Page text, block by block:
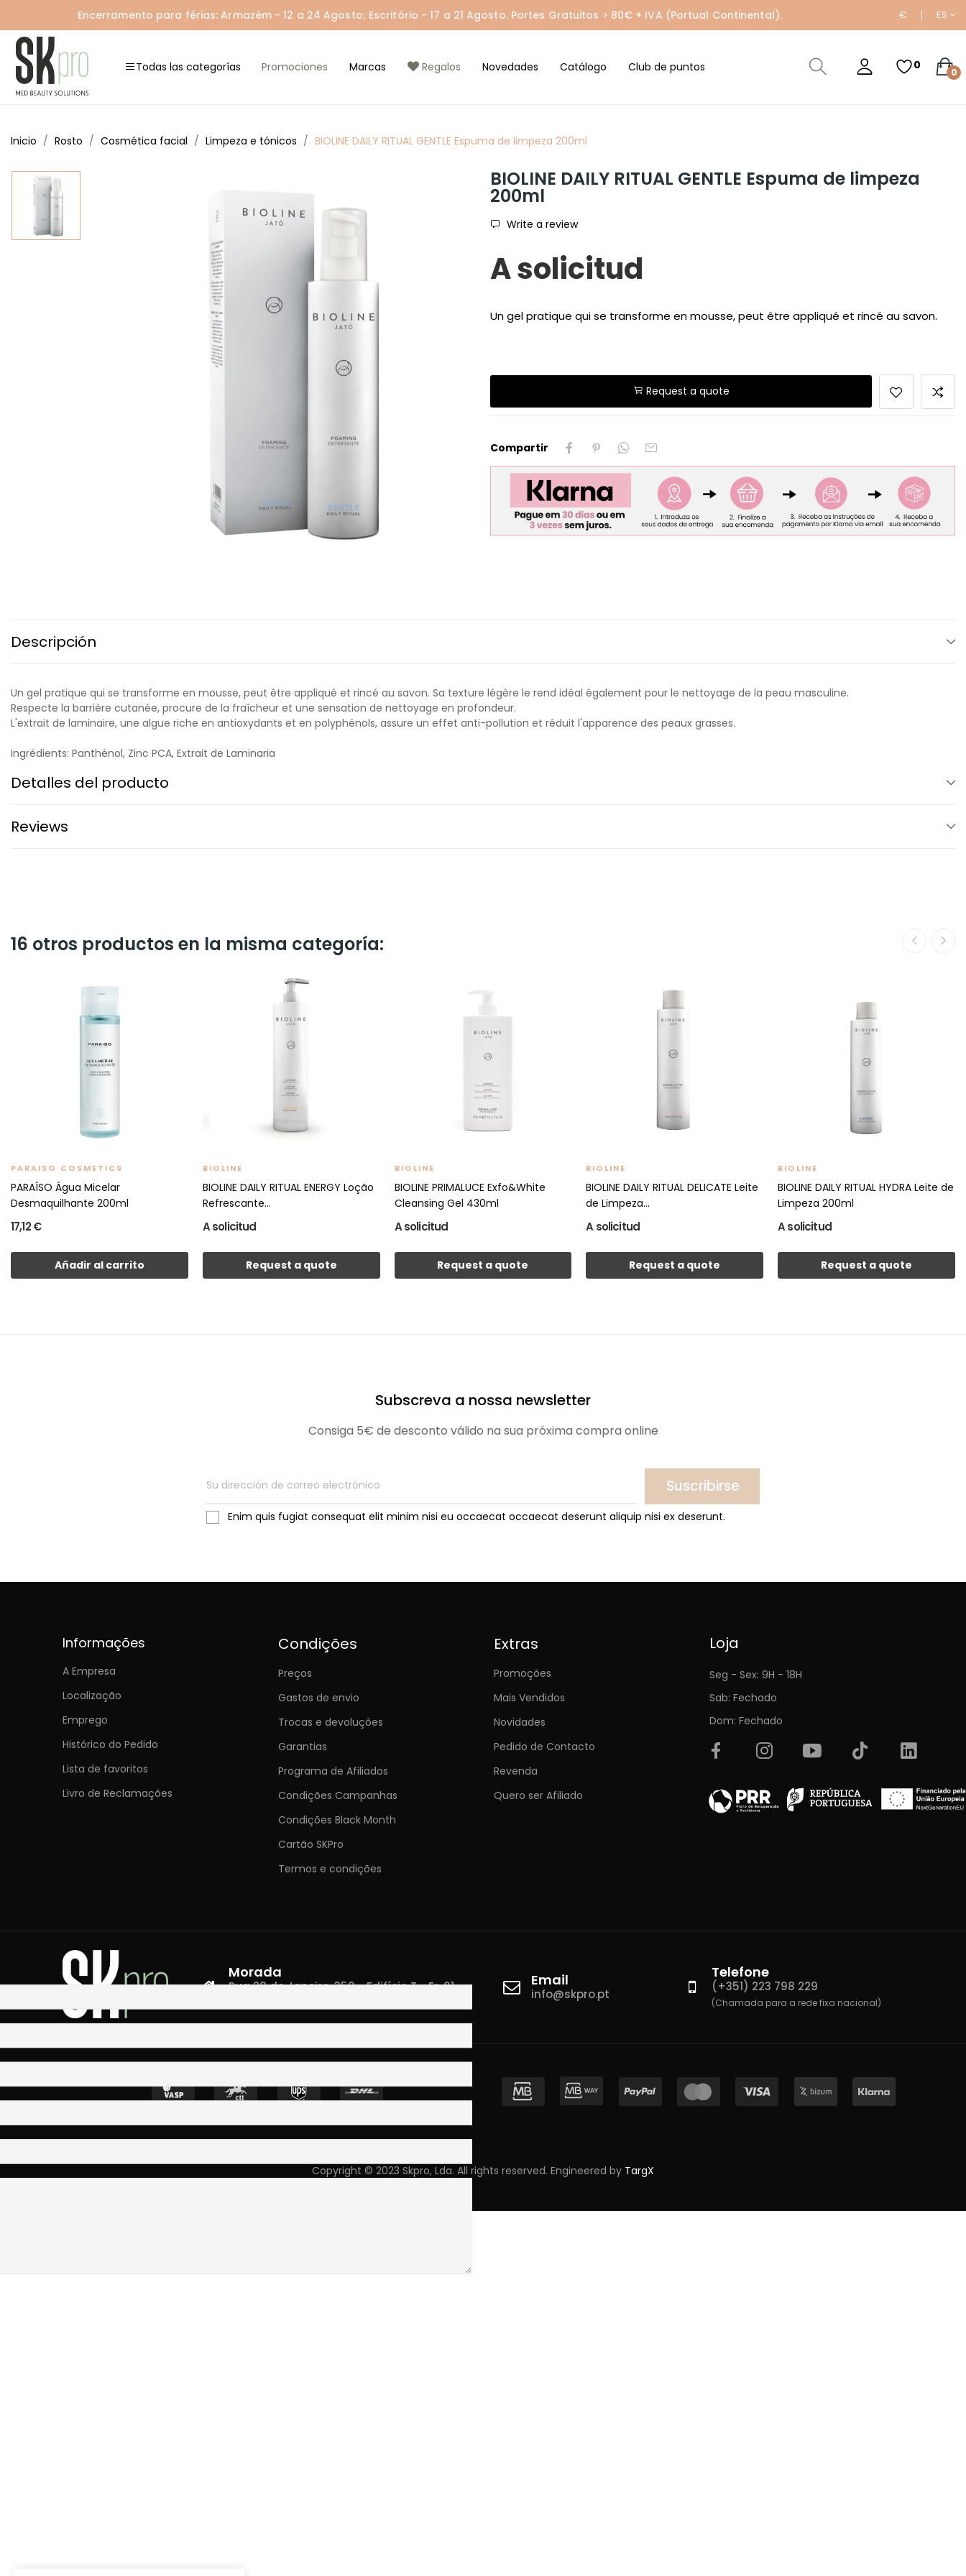
Encerramento para férias: Armazém - 12 a 24 Agosto; Escritório - 17 a 21 Agosto. Portes Gratuitos > 80€ + IVA (Portual Continental). € ES
Todas las categorías Promociones Marcas Regalos Novedades Catálogo Club de puntos 0
0
Inicio Rosto Cosmética facial Limpeza e tónicos BIOLINE DAILY RITUAL GENTLE Espuma de limpeza 200ml
BIOLINE DAILY RITUAL GENTLE Espuma de limpeza
200ml
Write a review
A solicitud
Un gel pratique qui se transforme en mousse, peut être appliqué et rincé au savon.
Request a quote
Compartir
Descripción
Un gel pratique qui se transforme en mousse, peut être appliqué et rincé au savon. Sa texture légère le rend idéal également pour le nettoyage de la peau masculine.
Respecte la barrière cutanée, procure de la fraîcheur et une sensation de nettoyage en profondeur.
L'extrait de laminaire, une algue riche en antioxydants et en polyphénols, assure un effet anti-pollution et réduit l'apparence des peaux grasses.
Ingrédients: Panthénol, Zinc PCA, Extrait de Laminaria
Detalles del producto
Reviews
16 otros productos en la misma categoría:
PARAISO COSMETICS
PARAÍSO Água Micelar
Desmaquilhante 200ml
17,12 €
Añadir al carrito
BIOLINE
BIOLINE DAILY RITUAL ENERGY Loção
Refrescante...
A solicitud
Request a quote
BIOLINE
BIOLINE PRIMALUCE Exfo&White
Cleansing Gel 430ml
A solicitud
Request a quote
BIOLINE
BIOLINE DAILY RITUAL DELICATE Leite
de Limpeza...
A solicitud
Request a quote
BIOLINE
BIOLINE DAILY RITUAL HYDRA Leite de
Limpeza 200ml
A solicitud
Request a quote
Subscreva a nossa newsletter
Consiga 5€ de desconto válido na sua próxima compra online
Suscribirse
Enim quis fugiat consequat elit minim nisi eu occaecat occaecat deserunt aliquip nisi ex deserunt.
Informações
A Empresa
Localização
Emprego
Histórico do Pedido
Lista de favoritos
Livro de Reclamações
Condições
Preços
Gastos de envio
Trocas e devoluções
Garantias
Programa de Afiliados
Condições Campanhas
Condições Black Month
Cartão SKPro
Termos e condições
Extras
Promoções
Mais Vendidos
Novidades
Pedido de Contacto
Revenda
Quero ser Afiliado
Loja
Seg - Sex: 9H - 18H
Sab: Fechado
Dom: Fechado
Morada
Rua 28 de Janeiro, 350 - Edifício T - Fr. 01
Email
info@skpro.pt
Telefone
(+351) 223 798 229
(Chamada para a rede fixa nacional)
Copyright © 2023 Skpro, Lda. All rights reserved. Engineered by TargX